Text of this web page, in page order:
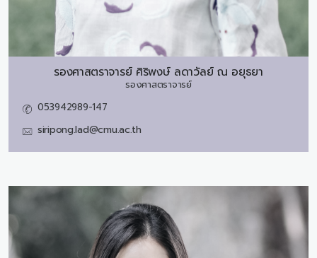
รองศาสตราจารย์ ศิริพงษ์ ลดาวัลย์ ณ อยุธยา
รองศาสตราจารย์
053942989-147
siripong.lad@cmu.ac.th